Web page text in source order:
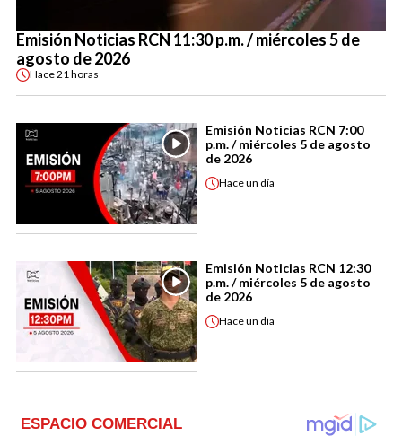
Emisión Noticias RCN 11:30 p.m. / miércoles 5 de
agosto de 2026
Hace21 horas
Emisión Noticias RCN 7:00
p.m. / miércoles 5 de agosto
de 2026
Haceun día
Emisión Noticias RCN 12:30
p.m. / miércoles 5 de agosto
de 2026
Haceun día